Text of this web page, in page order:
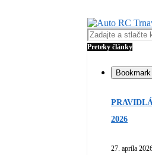
Preteky články
Bookmark
2026
27. apríla